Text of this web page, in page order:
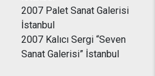
2007 Palet Sanat Galerisi
İstanbul
2007 Kalıcı Sergi “Seven
Sanat Galerisi” İstanbul